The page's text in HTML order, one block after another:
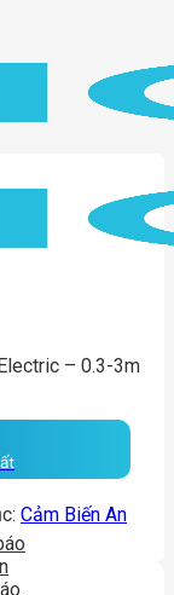
– 0.3-3m
Cảm Biến An